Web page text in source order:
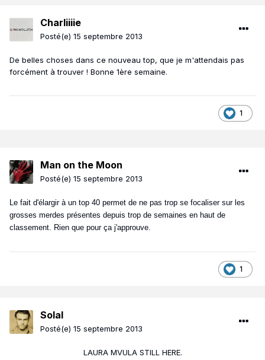
Charliiiie
Posté(e) 15 septembre 2013
De belles choses dans ce nouveau top, que je m'attendais pas
forcément à trouver ! Bonne 1ère semaine.
1
Man on the Moon
Posté(e) 15 septembre 2013
Le fait d'élargir à un top 40 permet de ne pas trop se focaliser sur les
grosses merdes présentes depuis trop de semaines en haut de
classement. Rien que pour ça j'approuve.
1
Solal
Posté(e) 15 septembre 2013
LAURA MVULA STILL HERE.